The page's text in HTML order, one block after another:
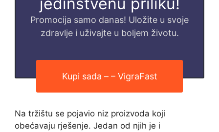
Promocija samo danas! Uložite u svoje
zdravlje i uživajte u boljem životu.
Kupi sada – – VigraFast
Na tržištu se pojavio niz proizvoda koji
obećavaju rješenje. Jedan od njih je i